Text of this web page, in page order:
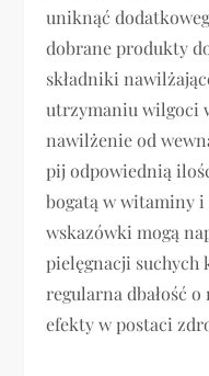
uniknąć
dobrane produkty
składniki
utrzymaniu wilgoci
nawilżenie od
pij odpowiednią
bogatą w witaminy i
wskazówki mogą
pielęgnacji suchych
regularna dbałość
efekty w postaci